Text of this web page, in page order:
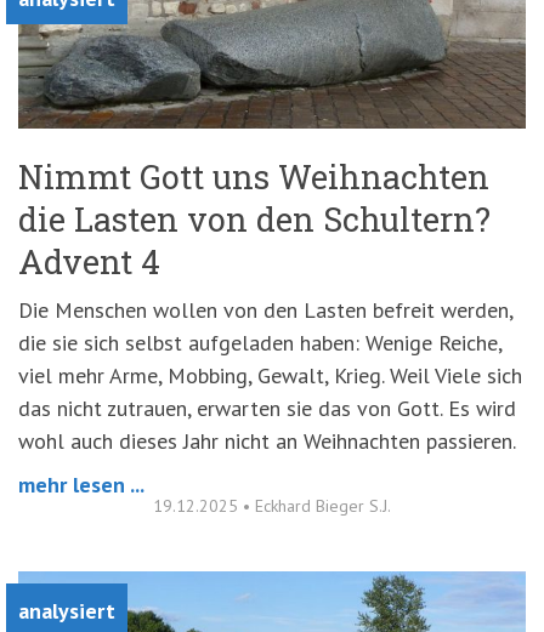
Nimmt Gott uns Weihnachten
die Lasten von den Schultern?
Advent 4
Die Menschen wollen von den Lasten befreit werden,
die sie sich selbst aufgeladen haben: Wenige Reiche,
viel mehr Arme, Mobbing, Gewalt, Krieg. Weil Viele sich
das nicht zutrauen, erwarten sie das von Gott. Es wird
wohl auch dieses Jahr nicht an Weihnachten passieren.
mehr lesen ...
19.12.2025 • Eckhard Bieger S.J.
analysiert